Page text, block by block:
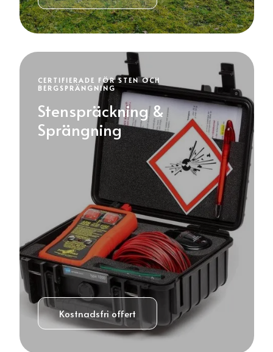
CERTIFIERADE FÖR STEN OCH
BERGSPRÄNGNING
Stenspräckning &
Sprängning
Kostnadsfri offert